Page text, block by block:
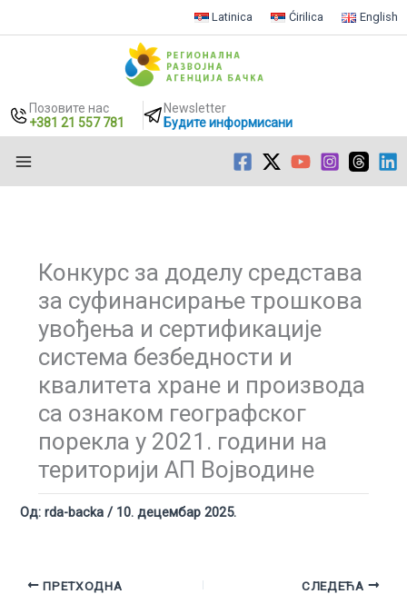
Latinica Ćirilica English
Позовите нас
+381 21 557 781
Newsletter
Будите информисани
Конкурс за доделу средстава
за суфинансирање трошкова
увођења и сертификације
система безбедности и
квалитета хране и производа
са ознаком географског
порекла у 2021. години на
територији АП Војводине
Од: rda-backa/ 10. децембар 2025.
ПРЕТХОДНА СЛЕДЕЋА